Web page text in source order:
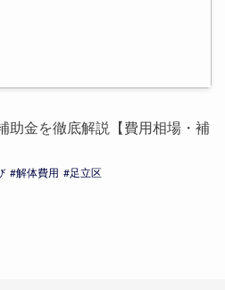
助金を徹底解説【費用相場・補
解体費用 足立区